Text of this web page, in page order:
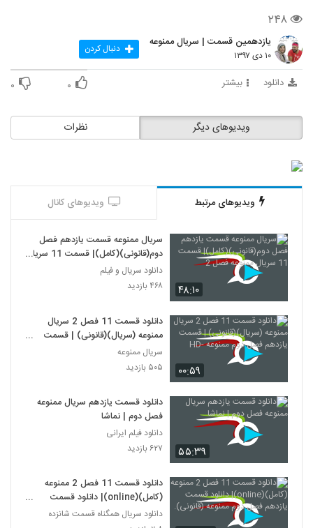
۲۴۸
یازدهمین قسمت | سریال ممنوعه
۱۰ دی ۱۳۹۷ دنبال کردن
دانلود بیشتر ۰ ۰
نظرات ویدیوهای دیگر
ویدیوهای مرتبط ویدیوهای کانال
۴۸:۱۰
سریال ممنوعه قسمت یازدهم فصل
دوم(قانونی)(کامل)| قسمت 11 سریال
ممنوعه فصل 2
دانلود سریال و فیلم
۴۶۸ بازدید
۰۰:۵۹
دانلود قسمت 11 فصل 2 سریال
ممنوعه (سریال)(قانونی) | قسمت
یازدهم فصل دوم ممنوعه -HD
سریال ممنوعه
۵۰۵ بازدید
۵۵:۳۹
دانلود قسمت یازدهم سریال ممنوعه
فصل دوم | نماشا
دانلود فیلم ایرانی
۶۲۷ بازدید
دانلود قسمت 11 فصل 2 ممنوعه
(کامل)(online)| دانلود قسمت
یازدهم فصل دوم ممنوعه (قانونی).
دانلود سریال همگناه قسمت شانزده